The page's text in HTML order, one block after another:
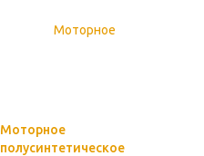
Моторное
полусинтетическое